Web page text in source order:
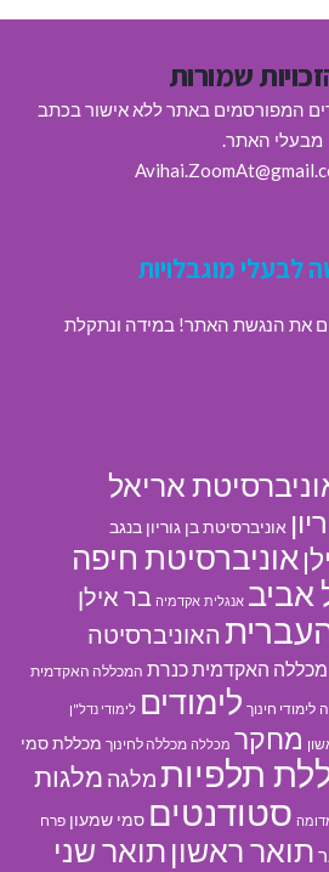
שמורות
המפורסמים באתר ללא אישור בכתב
מבעלי האתר.
מוגבלויות
את הנגשת האתר! במידה ונתקלת
אריאל
אוניברסיטת בן גוריון בנגב
אוניברסיטת חיפה
אביב אנגלית אקדמיה בר אילן
האוניברסיטה
האקדמית כנרת המכללה האקדמית
לימודי חינוך לימודים לימודי נדל"ן
מחקר מכללה מכללה לחינוך מכללת סמי
תלפיותמלגה מלגות
סטודנטים סמי שמעון פרח
תואר ראשון תואר שני